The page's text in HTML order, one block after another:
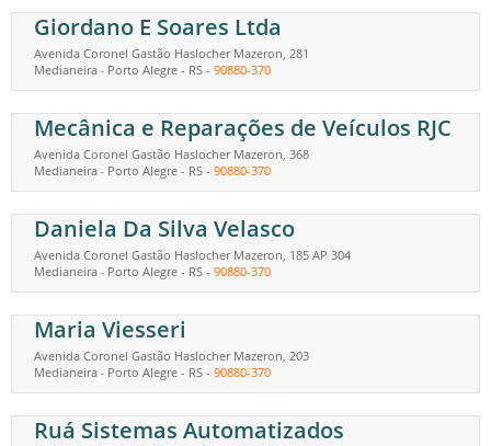
Giordano E Soares Ltda
Avenida Coronel Gastão Haslocher Mazeron, 281
Medianeira - Porto Alegre - RS - 90880-370
Mecânica e Reparações de Veículos RJC
Avenida Coronel Gastão Haslocher Mazeron, 368
Medianeira - Porto Alegre - RS - 90880-370
Daniela Da Silva Velasco
Avenida Coronel Gastão Haslocher Mazeron, 185 AP 304
Medianeira - Porto Alegre - RS - 90880-370
Maria Viesseri
Avenida Coronel Gastão Haslocher Mazeron, 203
Medianeira - Porto Alegre - RS - 90880-370
Ruá Sistemas Automatizados